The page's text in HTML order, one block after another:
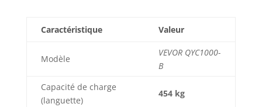
conçue pour tirer
sans se pencher
Déplacez tous
remorques : Ce
Caractéristique Valeur
Modèle
VEVOR QYC1000-
B
Capacité de charge
(languette)
454 kg